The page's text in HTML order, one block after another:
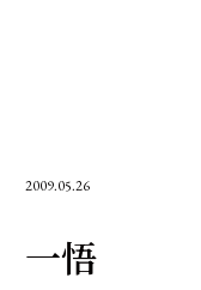
2009.05.26
一悟